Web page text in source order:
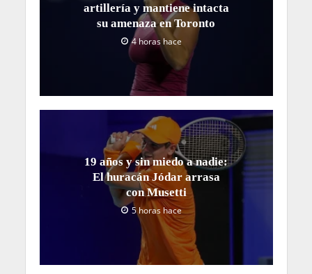
artillería y mantiene intacta
su amenaza en Toronto
4 horas hace
19 años y sin miedo a nadie:
El huracán Jódar arrasa
con Musetti
5 horas hace